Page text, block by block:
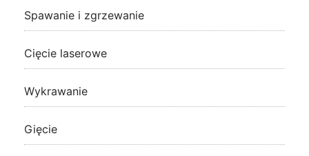
Spawanie i zgrzewanie
Cięcie laserowe
Wykrawanie
Gięcie